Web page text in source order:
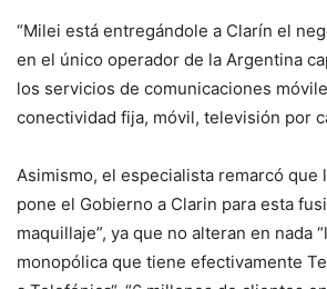
“Milei está entregándole a Clarín el
en el único operador de la Argentina
los servicios de comunicaciones
conectividad fija, móvil, televisión por
Asimismo, el especialista remarcó que
pone el Gobierno a Clarin para esta
maquillaje”, ya que no alteran en nada
monopólica que tiene efectivamente